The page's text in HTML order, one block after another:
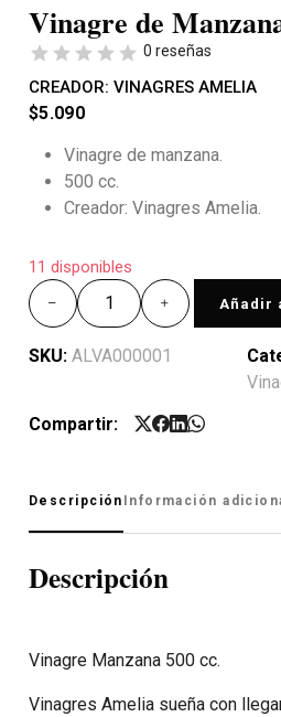
Vinagre de
0 reseñas
CREADOR: VINAGRES AMELIA
$5.090
Vinagre de manzana.
500 cc.
Creador: Vinagres Amelia.
11 disponibles
Añadir
SKU: ALVA000001
Compartir:
Descripción Información
Descripción
Vinagre Manzana 500 cc.
Vinagres Amelia sueña con